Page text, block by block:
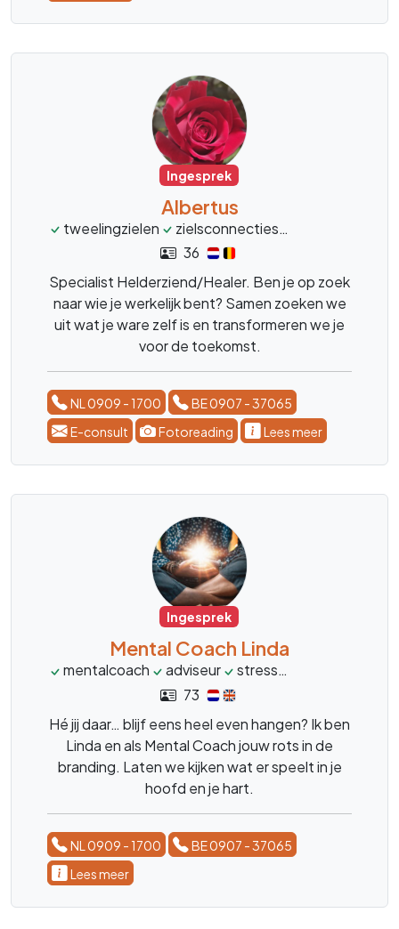
Ingesprek
Albertus
tweelingzielen zielsconnecties
36
Specialist Helderziend/Healer. Ben je op zoek
naar wie je werkelijk bent? Samen zoeken we
uit wat je ware zelf is en transformeren we je
voor de toekomst.
NL 0909 - 1700
BE 0907 - 37065
E-consult
Fotoreading Lees meer
Ingesprek
Mental Coach Linda
mentalcoach adviseur stress
73
Hé jij daar… blijf eens heel even hangen? Ik ben
Linda en als Mental Coach jouw rots in de
branding. Laten we kijken wat er speelt in je
hoofd en je hart.
NL 0909 - 1700
BE 0907 - 37065
Lees meer